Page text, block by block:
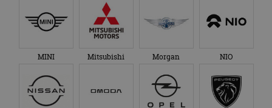
MINI Mitsubishi Morgan NIO